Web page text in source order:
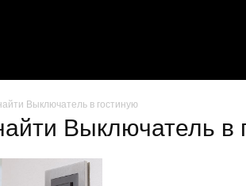
Выключатель в гостиную
Выключатель в